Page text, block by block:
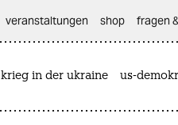
veranstaltungen shop fragen
krieg in der ukraine us-